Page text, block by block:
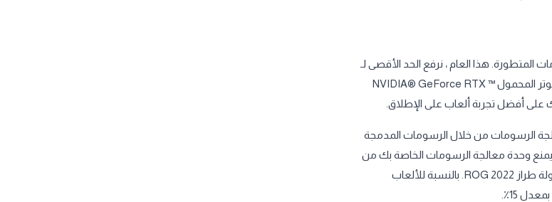
المتطورة. هذا العام ، نرفع الحد الأقصى لـ
G’s TGP بمقدار 20 واط ، ليصبح إجمالي 150 واط لوحدة معالجة الرسومات الخاصة بالكمبيوتر المحمول NVIDIA® GeForce RTX ™
الرسومات من خلال الرسومات المدمجة
يمنع وحدة معالجة الرسومات الخاصة بك من
تقديم أفضل أداء على الإطلاق. لذلك نحن نقدم مفتاح MUX لجميع أجهزة الكمبيوتر المحمولة طراز 2022 ROG. بالنسبة للألعاب